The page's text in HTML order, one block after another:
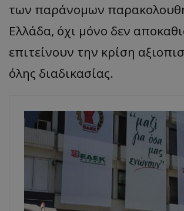
των παράνομων
Ελλάδα, όχι μόνο δεν
επιτείνουν την κρίση
όλης διαδικασίας.